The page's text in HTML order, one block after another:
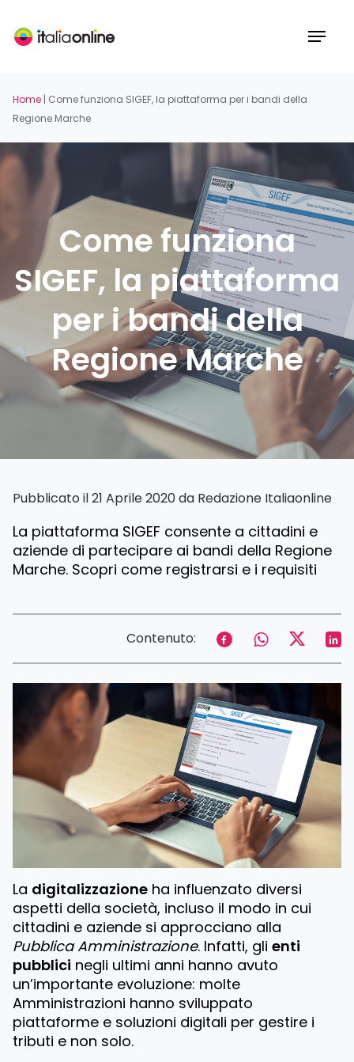
main
Menu
Home | Come funziona SIGEF, la piattaforma per i bandi della
Regione Marche
Come funziona
SIGEF, la piattaforma
per i bandi della
Regione Marche
Pubblicato il 21 Aprile 2020 da Redazione Italiaonline
La piattaforma SIGEF consente a cittadini e
aziende di partecipare ai bandi della Regione
Marche. Scopri come registrarsi e i requisiti
Contenuto:
La digitalizzazione ha influenzato diversi
aspetti della società, incluso il modo in cui
cittadini e aziende si approcciano alla
Pubblica Amministrazione. Infatti, glienti
pubblici negli ultimi anni hanno avuto
un’importante evoluzione: molte
Amministrazioni hanno sviluppato
piattaforme e soluzioni digitali per gestire i
tributi e non solo.